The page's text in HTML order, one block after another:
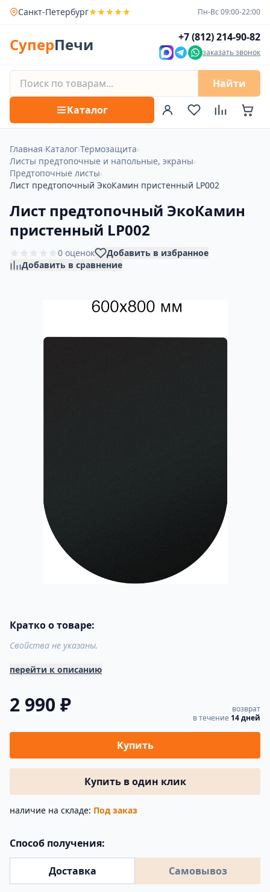
Санкт-Петербург Пн-Вс 09:00-22:00
СуперПечи +7 (812) 214-90-82
заказать звонок
Найти
Каталог
Главная›Каталог›Термозащита›
Листы предтопочные и напольные, экраны›
Предтопочные листы›
Лист предтопочный ЭкоКамин пристенный LP002
Лист предтопочный ЭкоКамин
пристенный LP002
0 оценок
Добавить в избранное
Добавить в сравнение
Кратко о товаре:
Свойства не указаны.
перейти к описанию
2 990 ₽
возврат
в течение 14 дней
Купить
Купить в один клик
наличие на складе: Под заказ
Способ получения:
Доставка Самовывоз